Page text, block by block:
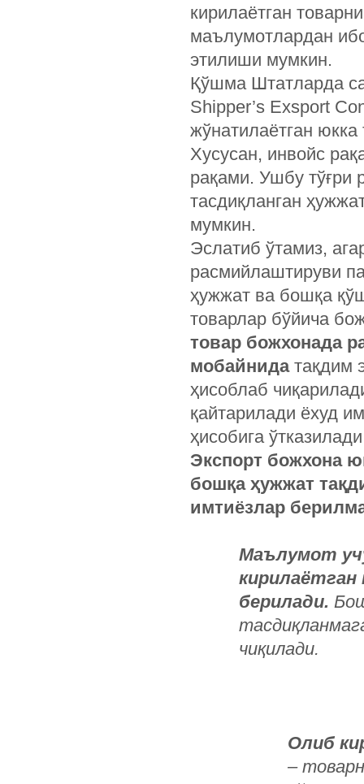
кирилаётган
маълумотлардан
этилиши мумкин.
Қўшма Штатларда
Shipper’s Exsport
жўнатилаётган
Хусусан, инвойс
рақами. Ушбу тўғри
тасдиқланган
мумкин.
Эслатиб ўтамиз,
расмийлаштируви
ҳужжат ва бошқа
товарлар бўйича
товар божхонада
мобайнида тақдим
ҳисоблаб
қайтарилади ёхуд
ҳисобига
Экспорт божхона
бошқа ҳужжат
имтиёзлар
Маълумот
кирилаётган
берилади.
чиқилади.
Олиб
–